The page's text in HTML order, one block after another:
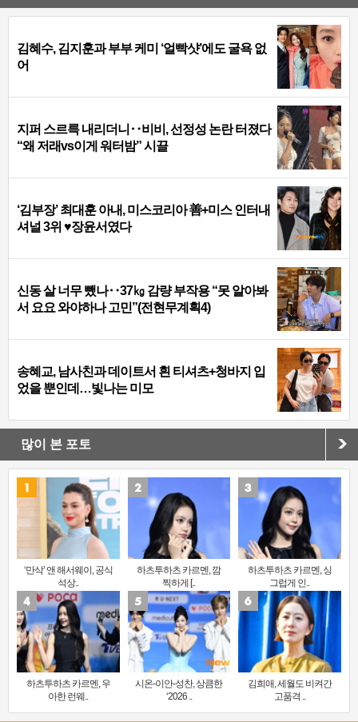
김혜수, 김지훈과 부부 케미 ‘얼빡샷’에도 굴욕 없
어
지퍼 스르륵 내리더니‥비비, 선정성 논란 터졌다
“왜 저래vs이게 워터밤” 시끌
‘김부장’ 최대훈 아내, 미스코리아 善+미스 인터내
셔널 3위 ♥장윤서였다
신동 살 너무 뺐나‥37㎏ 감량 부작용 “못 알아봐
서 요요 와야하나 고민”(전현무계획4)
송혜교, 남사친과 데이트서 흰 티셔츠+청바지 입
었을 뿐인데…빛나는 미모
많이 본 포토
‘만삭’ 앤 해서웨이, 공식
석상..
하츠투하츠 카르멘, 깜
찍하게 [..
하츠투하츠 카르멘, 싱
그럽게 인..
하츠투하츠 카르멘, 우
아한 런웨..
시온-이안-성찬, 상큼한
‘2026 ..
김희애, 세월도 비켜간
고품격 ..